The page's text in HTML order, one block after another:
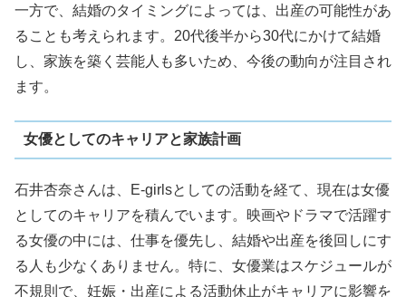
一方で、結婚のタイミングによっては、出産の可能性があ
ることも考えられます。20代後半から30代にかけて結婚
し、家族を築く芸能人も多いため、今後の動向が注目され
ます。
女優としてのキャリアと家族計画
石井杏奈さんは、E-girlsとしての活動を経て、現在は女優
としてのキャリアを積んでいます。映画やドラマで活躍す
る女優の中には、仕事を優先し、結婚や出産を後回しにす
る人も少なくありません。特に、女優業はスケジュールが
不規則で、妊娠・出産による活動休止がキャリアに影響を